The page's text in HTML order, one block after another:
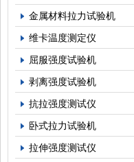
金属材料拉力试验机
维卡温度测定仪
屈服强度试验机
剥离强度试验机
抗拉强度测试仪
卧式拉力试验机
拉伸强度测试仪